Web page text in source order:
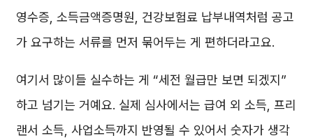
영수증, 소득금액증명원, 건강보험료 납부내역처럼 공고
가 요구하는 서류를 먼저 묶어두는 게 편하더라고요.
여기서 많이들 실수하는 게 “세전 월급만 보면 되겠지”
하고 넘기는 거예요. 실제 심사에서는 급여 외 소득, 프리
랜서 소득, 사업소득까지 반영될 수 있어서 숫자가 생각